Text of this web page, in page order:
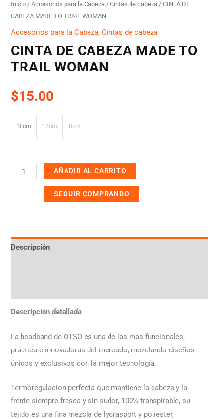
Inicio /Accesorios para la Cabeza /Cintas de cabeza / CINTA DE
CABEZA MADE TO TRAIL WOMAN
Accesorios para la Cabeza,Cintas de cabeza
CINTA DE CABEZA MADE TO
TRAIL WOMAN
$15.00
10cm 12cm 8cm
AÑADIR AL CARRITO
SEGUIR COMPRANDO
Descripción
Descripción detallada
La headband de OTSO es una de las mas funcionales,
práctica e innovadoras del mercado, mezclando diseños
únicos y exclusivos con la mejor tecnología.
Termoregulacion perfecta que mantiene la cabeza y la
frente siempre fresca y sin sudor, 100% transpirable, su
tejido es una fina mezcla de lycrasport y poliester,